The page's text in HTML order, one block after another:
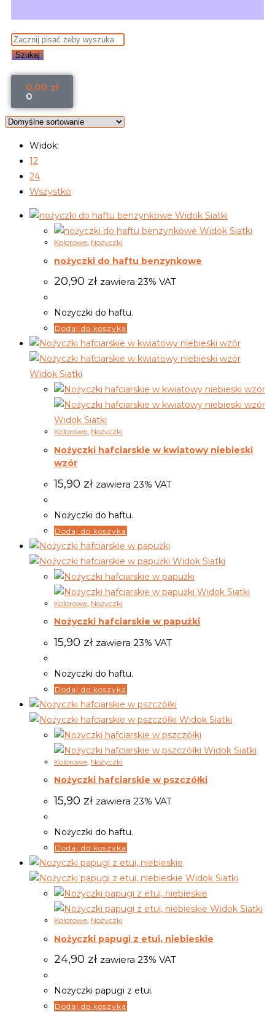
Szukaj
0,00 zł
0
Widok:
12
24
Wszystko
Widok Siatki
Widok Siatki
Kolorowe, Nożyczki
nożyczki do haftu benzynkowe
20,90 zł zawiera 23% VAT
Nożyczki do haftu.
Dodaj do koszyka
Widok Siatki
Widok Siatki
Kolorowe, Nożyczki
Nożyczki hafciarskie w kwiatowy niebieski
wzór
15,90 zł zawiera 23% VAT
Nożyczki do haftu.
Dodaj do koszyka
Widok Siatki
Widok Siatki
Kolorowe Nożyczki
Nożyczki hafciarskie w papużki
15,90 zł zawiera 23% VAT
Nożyczki do haftu.
Dodaj do koszyka
Widok Siatki
Widok Siatki
Kolorowe Nożyczki
Nożyczki hafciarskie w pszczółki
15,90 zł zawiera 23% VAT
Nożyczki do haftu.
Dodaj do koszyka
Widok Siatki
Widok Siatki
Kolorowe Nożyczki
Nożyczki papugi z etui, niebieskie
24,90 zł zawiera 23% VAT
Nożyczki papugi z etui.
Dodaj do koszyka